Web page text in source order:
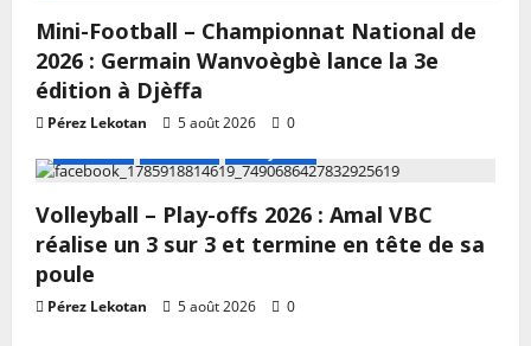
Mini-Football – Championnat National de
2026 : Germain Wanvoègbè lance la 3e
édition à Djèffa
Pérez Lekotan 5 août 2026
0
Volleyball – Play-offs 2026 : Amal VBC
réalise un 3 sur 3 et termine en tête de sa
poule
Pérez Lekotan 5 août 2026 0